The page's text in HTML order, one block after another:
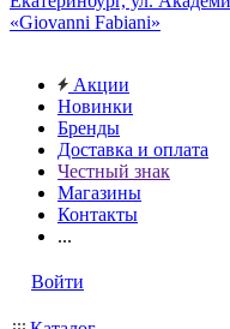
«Giovanni Fabiani»
Акции
Новинки
Бренды
Доставка и оплата
Честный знак
Магазины
Контакты
...
Войти